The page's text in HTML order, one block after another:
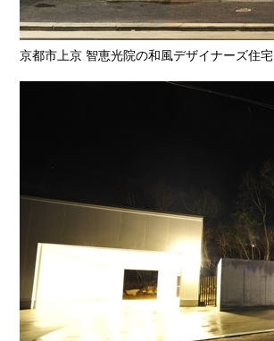
京都市上京 智恵光院の和風デザイナーズ住宅